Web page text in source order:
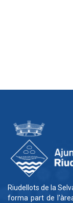
Riudellots de la
forma part de